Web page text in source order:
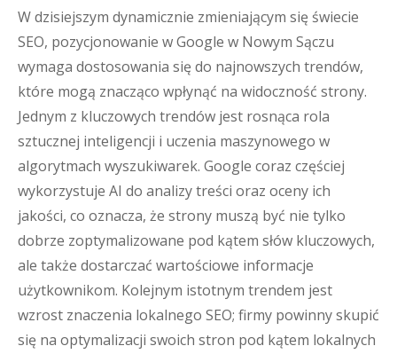
W dzisiejszym dynamicznie zmieniającym się świecie
SEO, pozycjonowanie w Google w Nowym Sączu
wymaga dostosowania się do najnowszych trendów,
które mogą znacząco wpłynąć na widoczność strony.
Jednym z kluczowych trendów jest rosnąca rola
sztucznej inteligencji i uczenia maszynowego w
algorytmach wyszukiwarek. Google coraz częściej
wykorzystuje AI do analizy treści oraz oceny ich
jakości, co oznacza, że strony muszą być nie tylko
dobrze zoptymalizowane pod kątem słów kluczowych,
ale także dostarczać wartościowe informacje
użytkownikom. Kolejnym istotnym trendem jest
wzrost znaczenia lokalnego SEO; firmy powinny skupić
się na optymalizacji swoich stron pod kątem lokalnych